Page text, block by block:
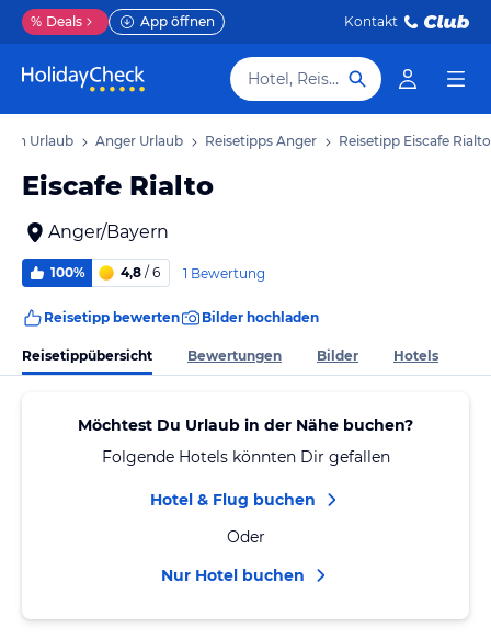
% Deals App öffnen Kontakt
Hotel, Reiseziel
Urlaub Anger Urlaub Reisetipps Anger Reisetipp Eiscafe Rialto
Eiscafe Rialto
Anger/Bayern
100% 4,8 / 6 1 Bewertung
Reisetipp bewerten Bilder hochladen
Reisetippübersicht Bewertungen Bilder Hotels
Möchtest Du Urlaub in der Nähe buchen?
Folgende Hotels könnten Dir gefallen
Hotel & Flug buchen
Oder
Nur Hotel buchen